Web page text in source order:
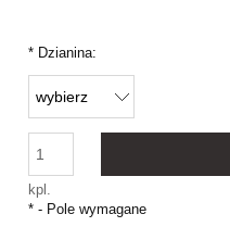
* Dzianina:
kpl.
* - Pole wymagane